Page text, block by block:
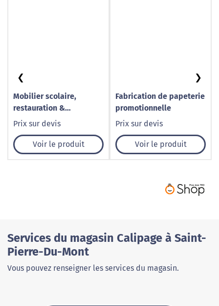
Mobilier scolaire,
restauration &
collectivités –
par Cognet Agencement
Prix sur devis
Voir le produit
Fabrication de papeterie
promotionnelle
Prix sur devis
Voir le produit
❮ ❯
Services du magasin Calipage à Saint-
Pierre-Du-Mont
Vous pouvez renseigner les services du magasin.